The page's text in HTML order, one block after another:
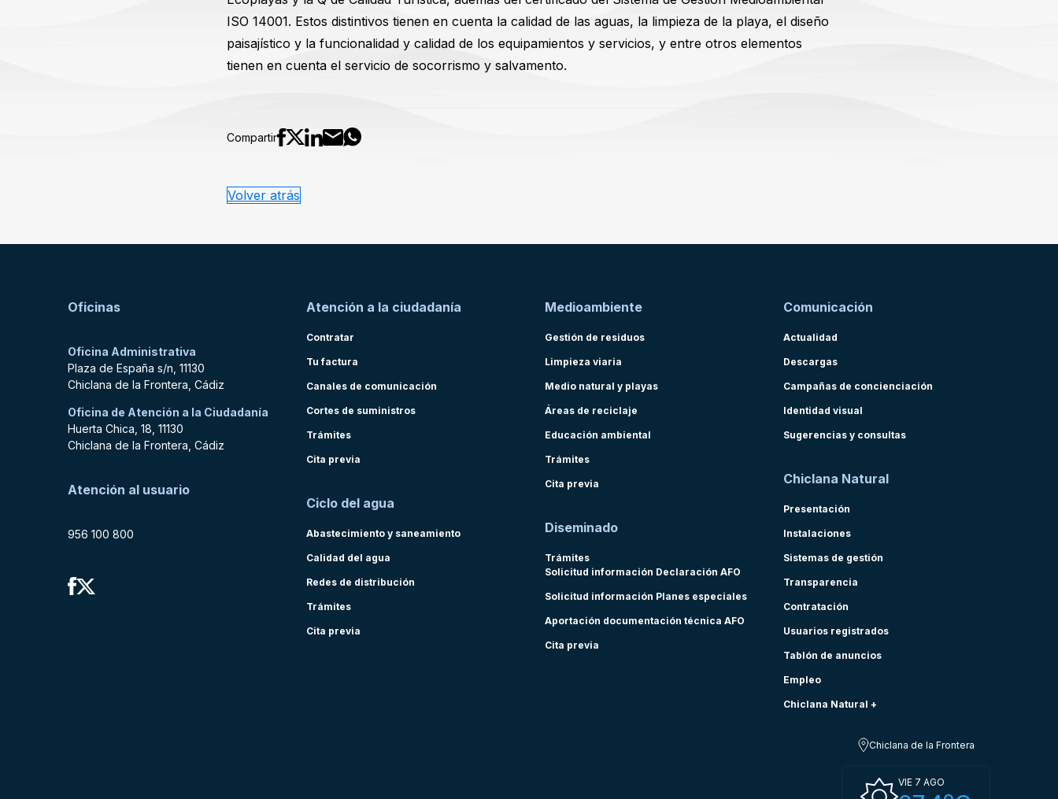
ISO 14001. Estos distintivos tienen en cuenta la calidad de las aguas, la limpieza de la playa, el diseño
paisajístico y la funcionalidad y calidad de los equipamientos y servicios, y entre otros elementos
tienen en cuenta el servicio de socorrismo y salvamento.
Compartir
Volver atrás
Oficinas
Oficina Administrativa
Plaza de España s/n, 11130
Chiclana de la Frontera, Cádiz
Oficina de Atención a la Ciudadanía
Huerta Chica, 18, 11130
Chiclana de la Frontera, Cádiz
Atención al usuario
956 100 800
Atención a la ciudadanía
Contratar
Tu factura
Canales de comunicación
Cortes de suministros
Trámites
Cita previa
Ciclo del agua
Abastecimiento y saneamiento
Calidad del agua
Redes de distribución
Trámites
Cita previa
Medioambiente
Gestión de residuos
Limpieza viaria
Medio natural y playas
Áreas de reciclaje
Educación ambiental
Trámites
Cita previa
Diseminado
Trámites
Solicitud información Declaración AFO
Solicitud información Planes especiales
Aportación documentación técnica AFO
Cita previa
Comunicación
Actualidad
Descargas
Campañas de concienciación
Identidad visual
Sugerencias y consultas
Chiclana Natural
Presentación
Instalaciones
Sistemas de gestión
Transparencia
Contratación
Usuarios registrados
Tablón de anuncios
Empleo
Chiclana Natural +
Chiclana de la Frontera
VIE 7 AGO